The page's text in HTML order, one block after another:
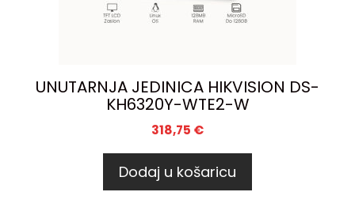
UNUTARNJA JEDINICA HIKVISION DS-
KH6320Y-WTE2-W
318,75 €
Dodaj u košaricu